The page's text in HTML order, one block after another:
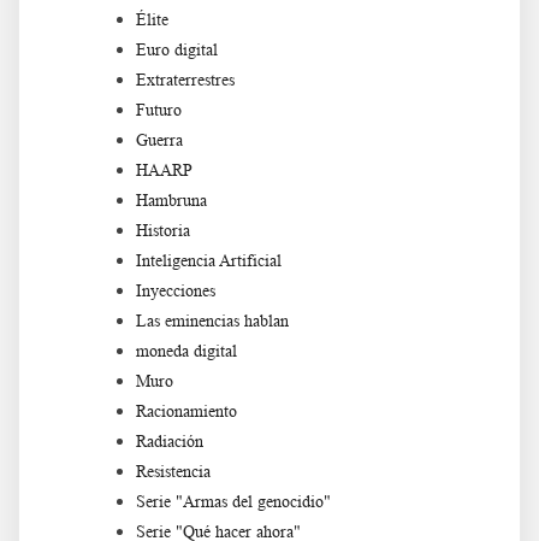
Élite
Euro digital
Extraterrestres
Futuro
Guerra
HAARP
Hambruna
Historia
Inteligencia Artificial
Inyecciones
Las eminencias hablan
moneda digital
Muro
Racionamiento
Radiación
Resistencia
Serie "Armas del genocidio"
Serie "Qué hacer ahora"